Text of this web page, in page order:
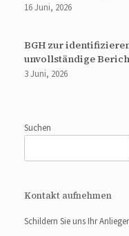
16 Juni, 2026
BGH zur
unvollständige
3 Juni, 2026
Suchen
Kontakt aufnehmen
Schildern Sie uns Ihr